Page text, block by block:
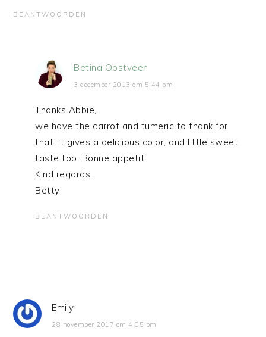
BEANTWOORDEN
Betina Oostveen
3 december 2013 om 5:44 pm
Thanks Abbie,
we have the carrot and tumeric to thank for
that. It gives a delicious color, and little sweet
taste too. Bonne appetit!
Kind regards,
Betty
BEANTWOORDEN
Emily
28 november 2017 om 4:05 pm